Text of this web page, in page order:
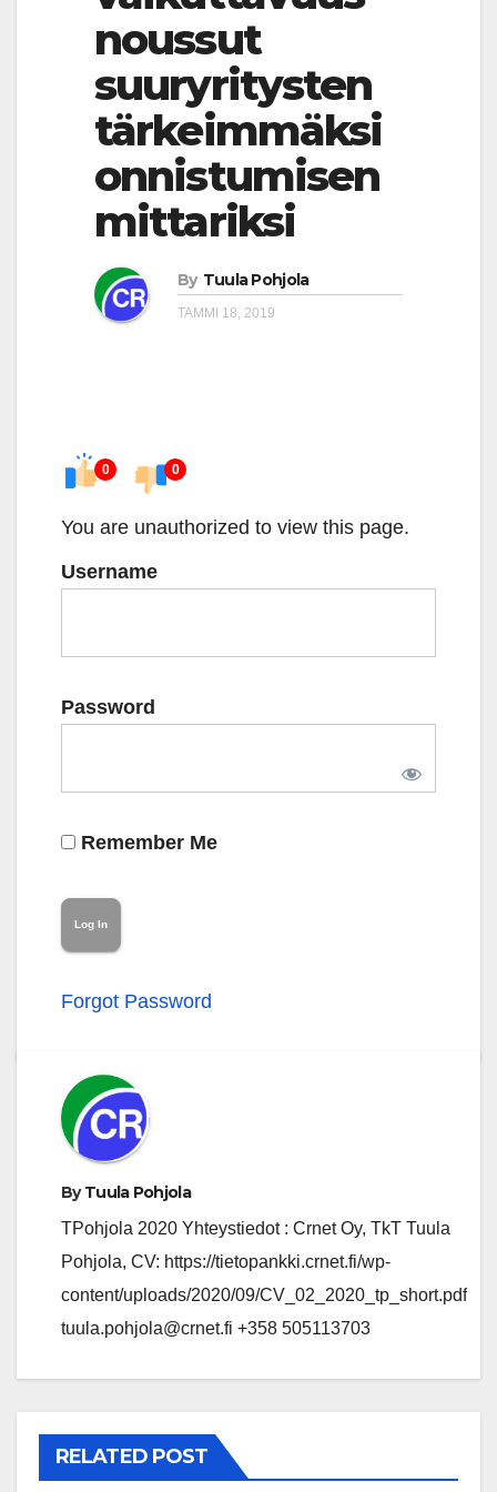
noussut
suuryritysten
tärkeimmäksi
onnistumisen
mittariksi
By Tuula Pohjola
TAMMI 18, 2019
0 0
You are unauthorized to view this page.
Username
Password
Remember Me
Forgot Password
ByTuula Pohjola
TPohjola 2020 Yhteystiedot : Crnet Oy, TkT Tuula
Pohjola, CV: https://tietopankki.crnet.fi/wp-
content/uploads/2020/09/CV_02_2020_tp_short.pdf
tuula.pohjola@crnet.fi +358 505113703
RELATED POST